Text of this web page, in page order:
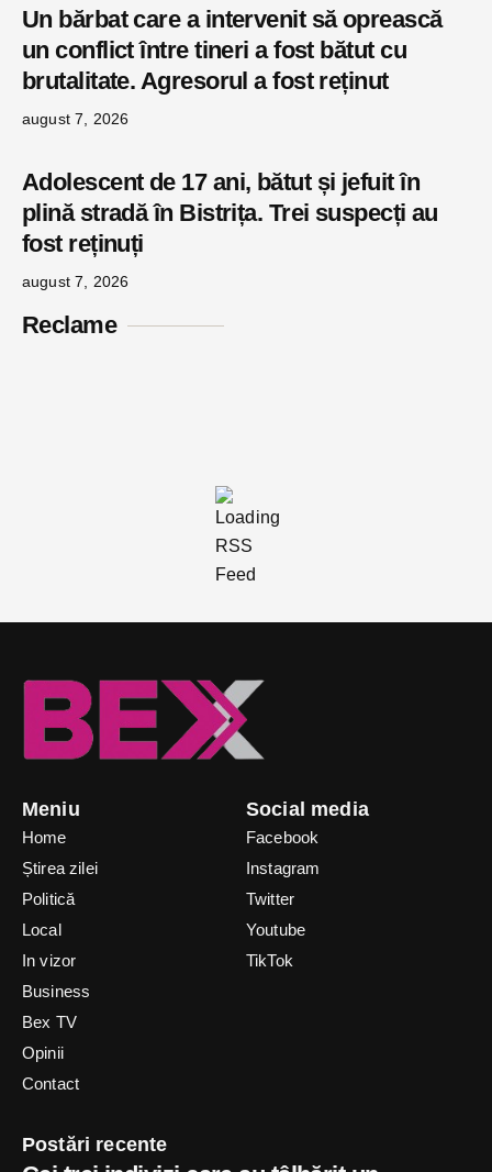
Un bărbat care a intervenit să oprească
un conflict între tineri a fost bătut cu
brutalitate. Agresorul a fost reținut
august 7, 2026
Adolescent de 17 ani, bătut și jefuit în
plină stradă în Bistrița. Trei suspecți au
fost reținuți
august 7, 2026
Reclame
Meniu
Home
Știrea zilei
Politică
Local
In vizor
Business
Bex TV
Opinii
Contact
Social media
Facebook
Instagram
Twitter
Youtube
TikTok
Postări recente